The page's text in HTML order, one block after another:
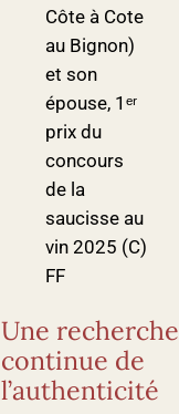
Côte à Cote
au Bignon)
et son
épouse, 1ᵉʳ
prix du
concours
de la
saucisse au
vin 2025 (C)
FF
Une recherche
continue de
l’authenticité